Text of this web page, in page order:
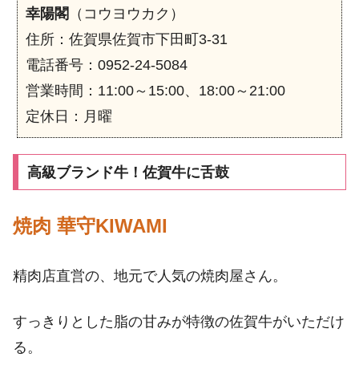
幸陽閣 （コウヨウカク）
住所：佐賀県佐賀市下田町3-31
電話番号：0952-24-5084
営業時間：11:00～15:00、18:00～21:00
定休日：月曜
高級ブランド牛！佐賀牛に舌鼓
焼肉 華守KIWAMI
精肉店直営の、地元で人気の焼肉屋さん。
すっきりとした脂の甘みが特徴の佐賀牛がいただけ
る。